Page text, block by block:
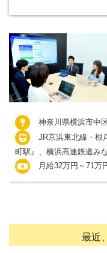
神奈川県横浜市中
JR京浜東北線・根
町駅』、横浜高速鉄道み
月給32万円～71万
最近